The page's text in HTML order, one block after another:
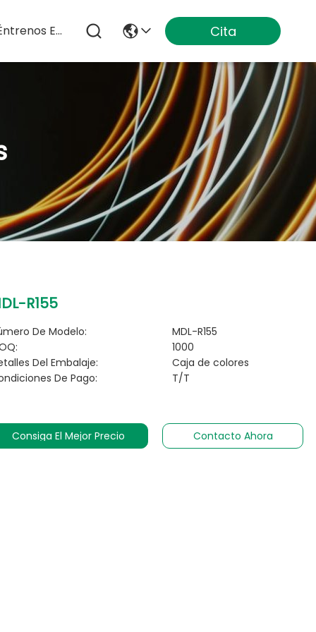
Éntrenos En Contacto Con Cita
R155
De Modelo:
MDL-R155
1000
Del Embalaje:
Caja de colores
De Pago:
T/T
Consiga El Mejor Precio Contacto Ahora